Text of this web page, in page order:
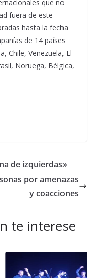
que no
fuera de este
hasta la fecha
de 14 países
Chile, Venezuela, El
Noruega, Bélgica,
de izquierdas»
por amenazas
y coacciones
te interese